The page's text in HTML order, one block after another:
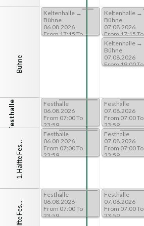
Bühne
Festhalle
1
.
H
ä
l
f
t
e
F
e
s
t
h
a
l
l
e
2
.
H
ä
l
f
t
e
F
e
t
h
a
l
l
e
Keltenhalle →
Bühne
06.08.2026
From 17:15 To
Keltenhalle →
Bühne
07.08.2026
From 17:15 To
18:15
To
Keltenhalle →
Bühne
07.08.2026
From 19:00 To
→
To
Festhalle
06.08.2026
From 07:00 To
23:59
Festhalle
07.08.2026
From 07:00 To
23:59
To
Festhalle
06.08.2026
From 07:00 To
23:59
Festhalle
07.08.2026
From 07:00 To
23:59
→ 1.
To
Festhalle
06.08.2026
From 07:00 To
23:59
Festhalle
07.08.2026
From 07:00 To
23:59